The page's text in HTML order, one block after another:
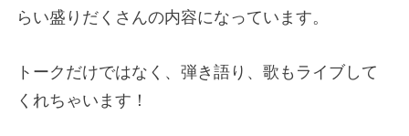
らい盛りだくさんの内容になっています。
トークだけではなく、弾き語り、歌もライブして
くれちゃいます！